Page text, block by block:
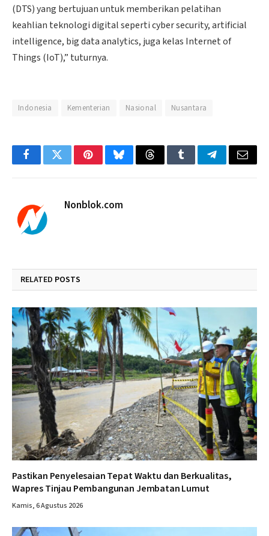
(DTS) yang bertujuan untuk memberikan pelatihan
keahlian teknologi digital seperti cyber security, artificial
intelligence, big data analytics, juga kelas Internet of
Things (IoT),” tuturnya.
Indonesia Kementerian Nasional Nusantara
FacebookTwitterPinterestBlueskyThreadsTumblrTelegramEmail
Nonblok.com
RELATED POSTS
Pastikan Penyelesaian Tepat Waktu dan Berkualitas,
Wapres Tinjau Pembangunan Jembatan Lumut
Kamis, 6 Agustus 2026